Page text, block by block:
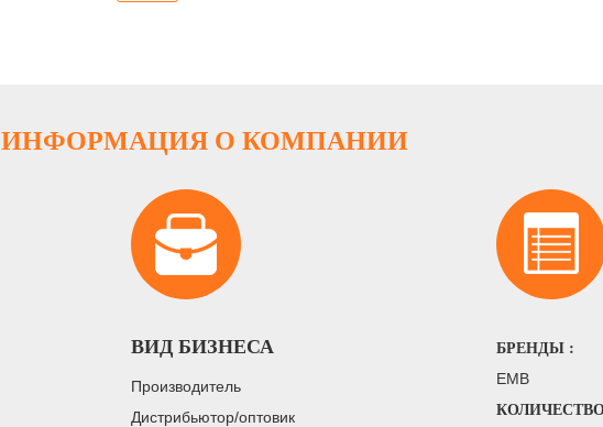
ИНФОРМАЦИЯ О КОМПАНИИ
ВИД БИЗНЕСА
Производитель
Дистрибьютор/оптовик
БРЕНДЫ :
EMB